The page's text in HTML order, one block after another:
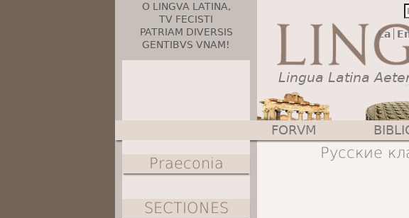
O LINGVA LATINA,
TV FECISTI
PATRIAM DIVERSIS
GENTIBVS VNAM!
La
Lingua Latina
Русские
Main menu
FORVM
Praeconia
SECTIONES